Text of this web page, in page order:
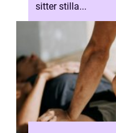
sitter stilla...